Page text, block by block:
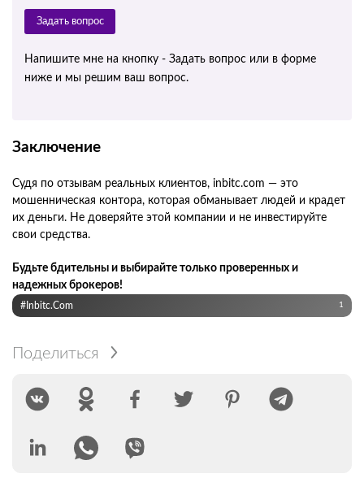
Задать вопрос
Напишите мне на кнопку - Задать вопрос или в форме
ниже и мы решим ваш вопрос.
Заключение
Судя по отзывам реальных клиентов, inbitc.com — это
мошенническая контора, которая обманывает людей и крадет
их деньги. Не доверяйте этой компании и не инвестируйте
свои средства.
Будьте бдительны и выбирайте только проверенных и
надежных брокеров!
#inbitc.com 1
Поделиться